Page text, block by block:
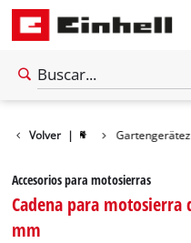
Volver |
Accesorios para motosierras
Cadena para motosierra
mm